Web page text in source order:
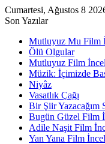
Cumartesi, Ağustos 8
Son Yazılar
Mutluyuz Mu Film
Ölü Olgular
Mutluyuz Film
Müzik: İçimizde
Niyâz
Vasatlık Çağı
Bir Şiir Yazacağım
Bugün Güzel Film
Adile Naşit Film
Yan Yana Film